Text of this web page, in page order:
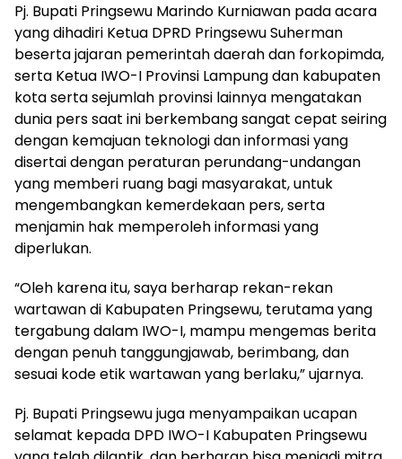
Pj. Bupati Pringsewu Marindo Kurniawan pada acara
yang dihadiri Ketua DPRD Pringsewu Suherman
beserta jajaran pemerintah daerah dan forkopimda,
serta Ketua IWO-I Provinsi Lampung dan kabupaten
kota serta sejumlah provinsi lainnya mengatakan
dunia pers saat ini berkembang sangat cepat seiring
dengan kemajuan teknologi dan informasi yang
disertai dengan peraturan perundang-undangan
yang memberi ruang bagi masyarakat, untuk
mengembangkan kemerdekaan pers, serta
menjamin hak memperoleh informasi yang
diperlukan.
“Oleh karena itu, saya berharap rekan-rekan
wartawan di Kabupaten Pringsewu, terutama yang
tergabung dalam IWO-I, mampu mengemas berita
dengan penuh tanggungjawab, berimbang, dan
sesuai kode etik wartawan yang berlaku,” ujarnya.
Pj. Bupati Pringsewu juga menyampaikan ucapan
selamat kepada DPD IWO-I Kabupaten Pringsewu